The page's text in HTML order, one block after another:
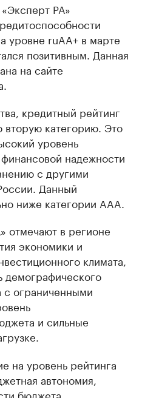
РА»
уровне ruAA+ в марте
позитивным. Данная
на сайте
кредитный рейтинг
вторую категорию. Это
уровень
надежности
с другими
Данный
ниже категории AAA.
отмечают в регионе
экономики и
климата,
демографического
с ограниченными
и сильные
на уровень рейтинга
автономия,
бюджета,